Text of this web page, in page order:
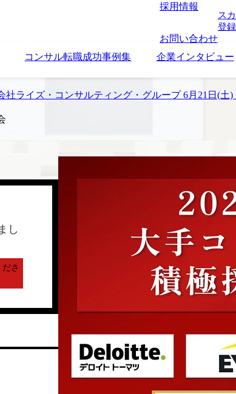
採用情報
お問い合わせ
ス
登
コンサル転職成功事例集 企業インタビュー
社ライズ・コンサルティング・グループ 6月21日(土)
し
さ